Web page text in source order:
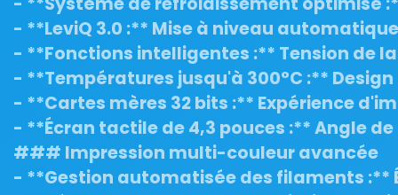
- **LeviQ 3.0 :** Mise à niveau
- **Fonctions intelligentes :** Tension de
- **Températures jusqu'à 300°C :**
- **Cartes mères 32 bits :** Expérience
- **Écran tactile de 4,3 pouces :** Angle
### Impression multi-couleur avancée
- **Gestion automatisée des filaments